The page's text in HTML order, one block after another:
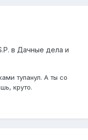
в Дачные дела и
тупанул. А ты со
круто.